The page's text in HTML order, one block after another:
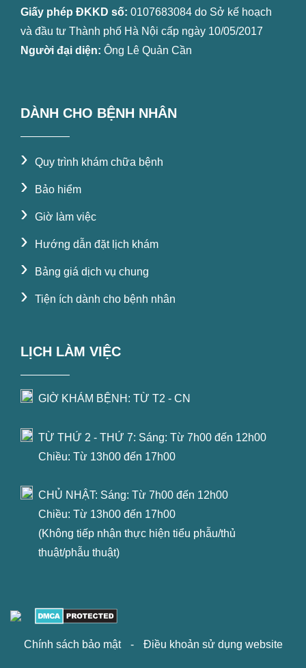
Giấy phép ĐKKD số: 0107683084 do Sở kế hoạch
và đầu tư Thành phố Hà Nội cấp ngày 10/05/2017
Người đại diện: Ông Lê Quản Cần
DÀNH CHO BỆNH NHÂN
› Quy trình khám chữa bệnh
› Bảo hiểm
› Giờ làm việc
› Hướng dẫn đặt lịch khám
› Bảng giá dịch vụ chung
› Tiện ích dành cho bệnh nhân
LỊCH LÀM VIỆC
GIỜ KHÁM BỆNH: TỪ T2 - CN
TỪ THỨ 2 - THỨ 7: Sáng: Từ 7h00 đến 12h00
Chiều: Từ 13h00 đến 17h00
CHỦ NHẬT: Sáng: Từ 7h00 đến 12h00
Chiều: Từ 13h00 đến 17h00
(Không tiếp nhận thực hiện tiểu phẫu/thủ
thuật/phẫu thuật)
Chính sách bảo mật - Điều khoản sử dụng website